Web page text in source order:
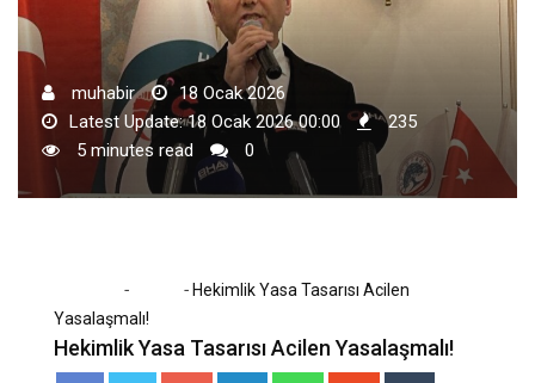
muhabir
18 Ocak 2026
Latest Update: 18 Ocak 2026 00:00
235
5 minutes read
0
- - Hekimlik Yasa Tasarısı Acilen
Yasalaşmalı!
Hekimlik Yasa Tasarısı Acilen Yasalaşmalı!